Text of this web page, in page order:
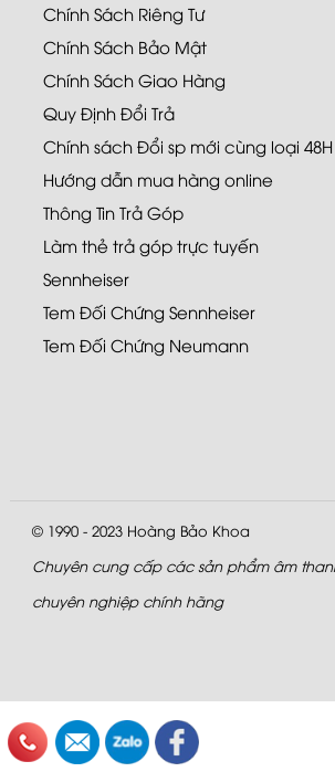
Chính Sách Riêng Tư
Chính Sách Bảo Mật
Chính Sách Giao Hàng
Quy Định Đổi Trả
Chính sách Đổi sp mới cùng loại 48H
Hướng dẫn mua hàng online
Thông Tin Trả Góp
Làm thẻ trả góp trực tuyến
Sennheiser
Tem Đối Chứng Sennheiser
Tem Đối Chứng Neumann
© 1990 - 2023 Hoàng Bảo Khoa
Chuyên cung cấp các sản phẩm âm
chuyên nghiệp chính hãng